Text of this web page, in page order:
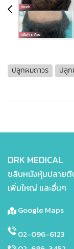
ปลูกผมถาวร ปลูก
DRK MEDICAL
ขลิบหนังหุ้มปลายตี
เพิ่มใหญ่ และอื่นๆ
Google Maps
02-096-6123